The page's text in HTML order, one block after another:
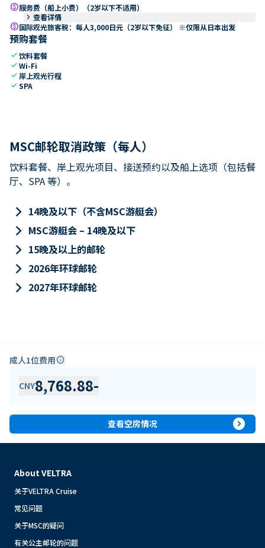
paid服务费（船上小费）（2岁以下不适用）
keyboard_arrow_right 查看详情
paid国际观光旅客税：每人3,000日元（2岁以下免征） ※仅限从日本出发
预购套餐
check饮料套餐
checkWi-Fi
check 岸上观光行程
checkSPA
MSC邮轮取消政策（每人）
饮料套餐、岸上观光项目、接送预约以及船上选项（包括餐
厅、SPA 等）。
keyboard_arrow_right 14晚及以下（不含MSC游艇会）
keyboard_arrow_right MSC游艇会 – 14晚及以下
keyboard_arrow_right 15晚及以上的邮轮
keyboard_arrow_right 2026年环球邮轮
keyboard_arrow_right 2027年环球邮轮
成人1位费用info
CNY8,768.88-
查看空房情况 expand_circle_right
About VELTRA
关于VELTRA Cruise
常见问题
关于MSC的疑问
有关公主邮轮的问题